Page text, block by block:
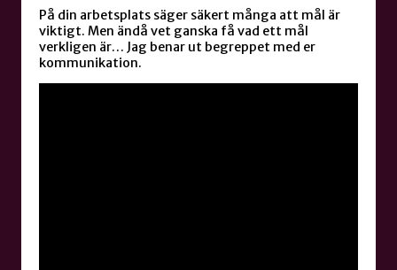
På din arbetsplats säger säkert många att mål är
viktigt. Men ändå vet ganska få vad ett mål
verkligen är… Jag benar ut begreppet med er
kommunikation.